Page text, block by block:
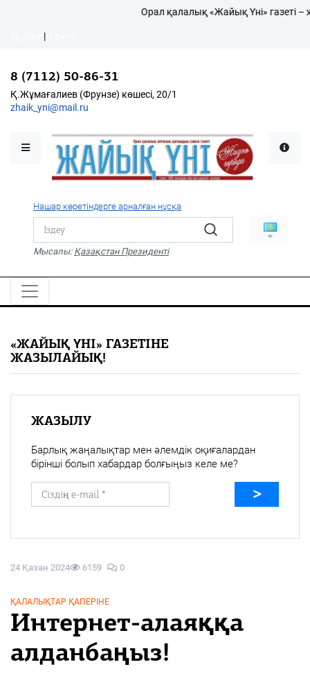
Қалалықтар қаперіне
Қоғам
Дені сау ұлт
Спорт
Жалын
PDF
«Жайық үні» — 33 жыл
Каталог
Қ.Жұмағалиев (Фрунзе)
Орал қалалық «Жайық Үні» газеті –
|
8 (7112) 50-86-31
Қ.Жұмағалиев (Фрунзе) көшесі, 20/1
zhaik_yni@mail.ru
Нашар көретіндерге арналған нұсқа
Мысалы: Қазақстан Президенті
24 Қазан 2024 6159 0
ҚАЛАЛЫҚТАР ҚАПЕРІНЕ
Интернет-алаяққа
алданбаңыз!
«ЖАЙЫҚ ҮНІ» ГАЗЕТІНЕ
ЖАЗЫЛАЙЫҚ!
ЖАЗЫЛУ
Барлық жаңалықтар мен әлемдік оқиғалардан
бірінші болып хабардар болғыңыз келе ме?